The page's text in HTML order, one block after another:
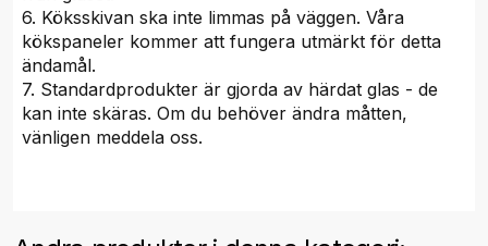
6. Köksskivan ska inte limmas på väggen. Våra
kökspaneler kommer att fungera utmärkt för detta
ändamål.
7. Standardprodukter är gjorda av härdat glas - de
kan inte skäras. Om du behöver ändra måtten,
vänligen meddela oss.